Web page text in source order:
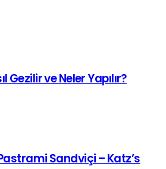
Gezilir ve Neler Yapılır?
Sandviçi – Katz’s